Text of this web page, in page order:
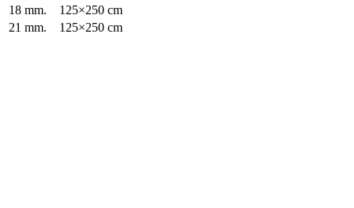
18 mm.
125×250 cm
21 mm.
125×250 cm